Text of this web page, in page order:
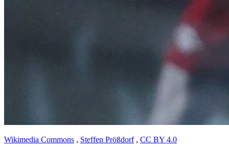
Wikimedia Commons , Steffen Prößdorf , CC BY 4.0